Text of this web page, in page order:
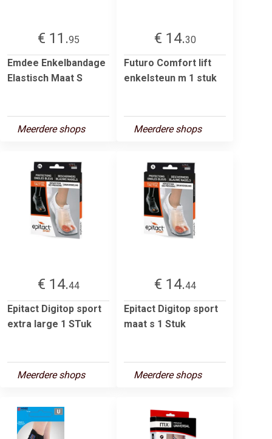
€ 11.95
Emdee Enkelbandage
Elastisch Maat S
Meerdere shops
€ 14.30
Futuro Comfort lift
enkelsteun m 1 stuk
Meerdere shops
€ 14.44
Epitact Digitop sport
extra large 1 STuk
Meerdere shops
€ 14.44
Epitact Digitop sport
maat s 1 Stuk
Meerdere shops